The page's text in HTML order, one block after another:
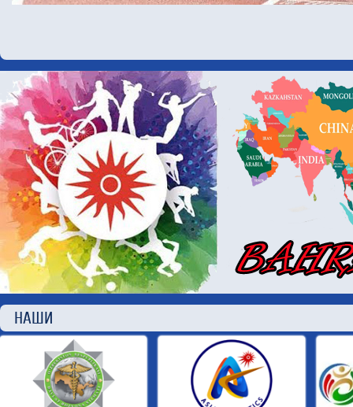
НАШИ